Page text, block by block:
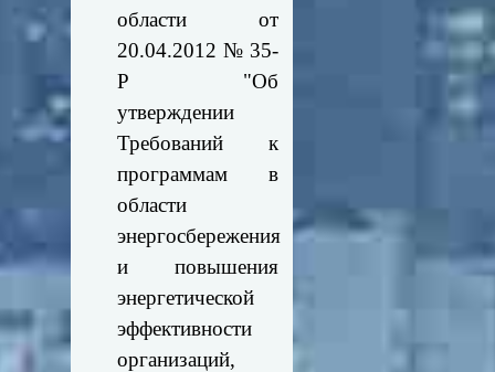
области от
20.04.2012 № 35-
Р "Об
утверждении
Требований к
программам в
области
энергосбережения
и повышения
энергетической
эффективности
организаций,